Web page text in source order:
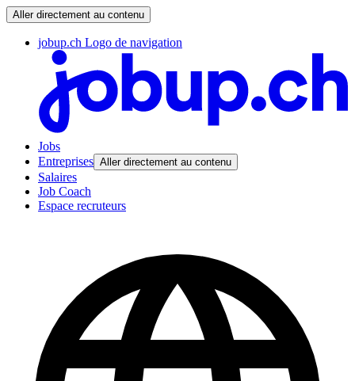
Aller directement au contenu
jobup.ch Logo de navigation
Jobs
Entreprises Aller directement au contenu
Salaires
Job Coach
Espace recruteurs